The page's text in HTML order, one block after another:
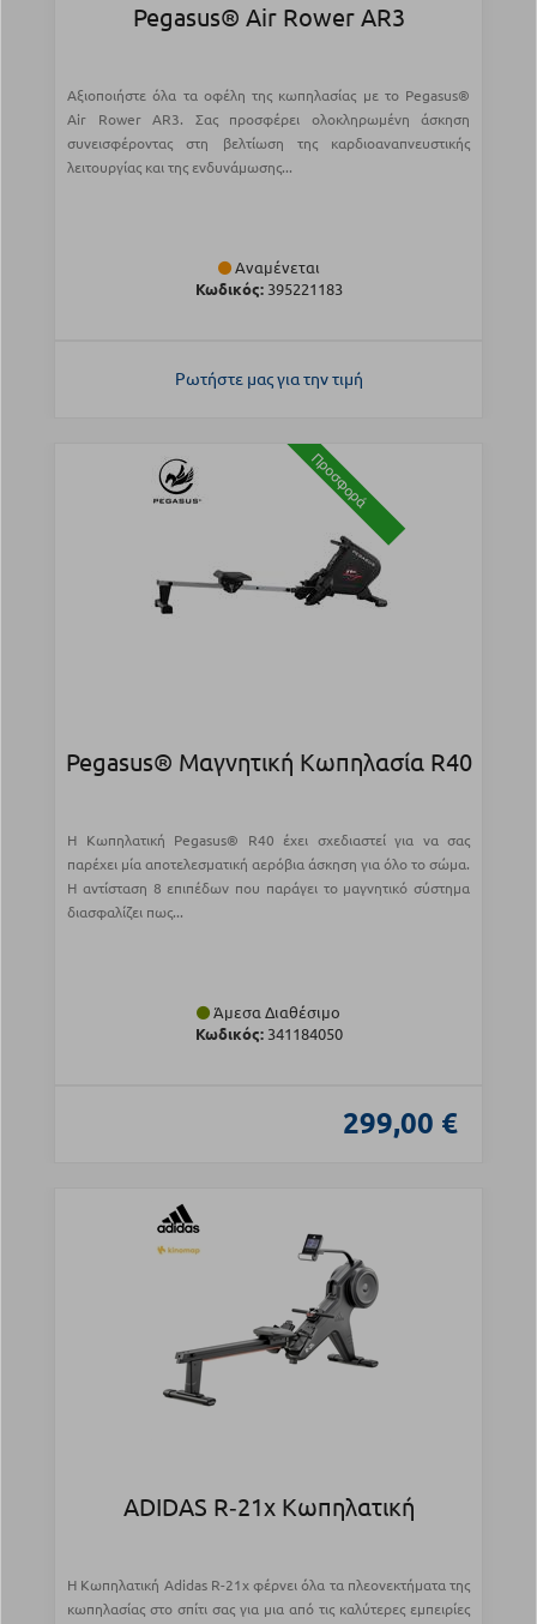
Pegasus® Air Rower AR3
Αξιοποιήστε όλα τα οφέλη της κωπηλασίας με το Pegasus®
Air Rower AR3. Σας προσφέρει ολοκληρωμένη άσκηση
συνεισφέροντας στη βελτίωση της καρδιοαναπνευστικής
λειτουργίας και της ενδυνάμωσης...
Αναμένεται
Κωδικός:395221183
Ρωτήστε μας για την τιμή
Προσφορά
Pegasus® Μαγνητική Κωπηλασία R40
Η Κωπηλατική Pegasus® R40 έχει σχεδιαστεί για να σας
παρέχει μία αποτελεσματική αερόβια άσκηση για όλο το σώμα.
Η αντίσταση 8 επιπέδων που παράγει το μαγνητικό σύστημα
διασφαλίζει πως...
Άμεσα Διαθέσιμο
Κωδικός:341184050
299,00 €
ADIDAS R‑21x Κωπηλατική
Η Κωπηλατική Adidas R-21x φέρνει όλα τα πλεονεκτήματα της
κωπηλασίας στο σπίτι σας για μια από τις καλύτερες εμπειρίες